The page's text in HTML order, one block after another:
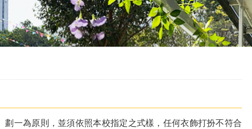
一為原則，並須依照本校指定之式樣，任何衣飾打扮不符合